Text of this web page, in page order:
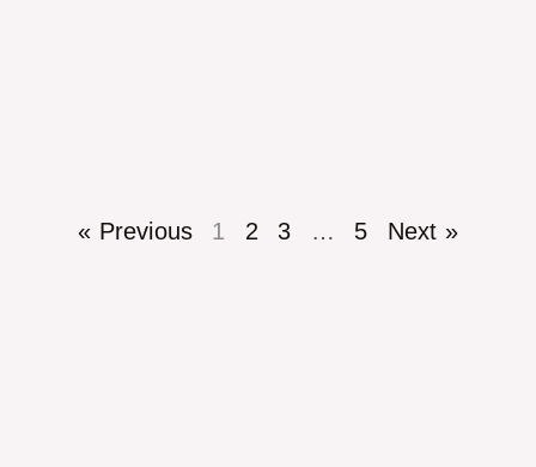
« Previous 1 2 3 … 5 Next »